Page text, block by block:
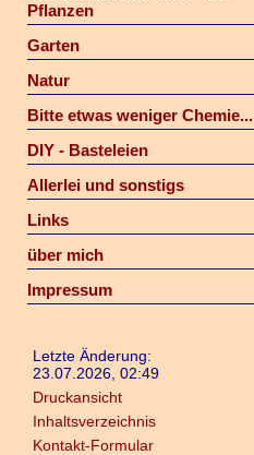
Pflanzen
Garten
Natur
Bitte etwas weniger Chemie...
DIY - Basteleien
Allerlei und sonstigs
Links
über mich
Impressum
Letzte Änderung:
23.07.2026, 02:49
Druckansicht
Inhaltsverzeichnis
Kontakt-Formular